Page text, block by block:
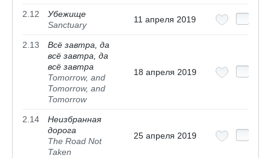
2.12
Убежище
Sanctuary
11 апреля 2019
2.13
Всё завтра, да
всё завтра, да
всё завтра
Tomorrow, and
Tomorrow, and
Tomorrow
18 апреля 2019
2.14
Неизбранная
дорога
The Road Not
Taken
25 апреля 2019